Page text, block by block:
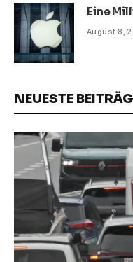
Eine
August 8,
NEUESTE